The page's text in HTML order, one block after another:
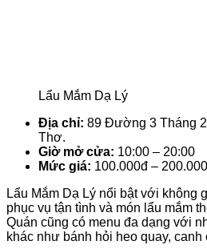
Lẩu Mắm Dạ Lý
Địa chỉ: 89 Đường 3 Tháng
Thơ.
Giờ mở cửa: 10:00 – 20:00
Mức giá: 100.000đ –
Lẩu Mắm Dạ Lý nổi bật với không
phục vụ tận tình và món lẩu mắm
Quán cũng có menu đa dạng với
khác như bánh hỏi heo quay,